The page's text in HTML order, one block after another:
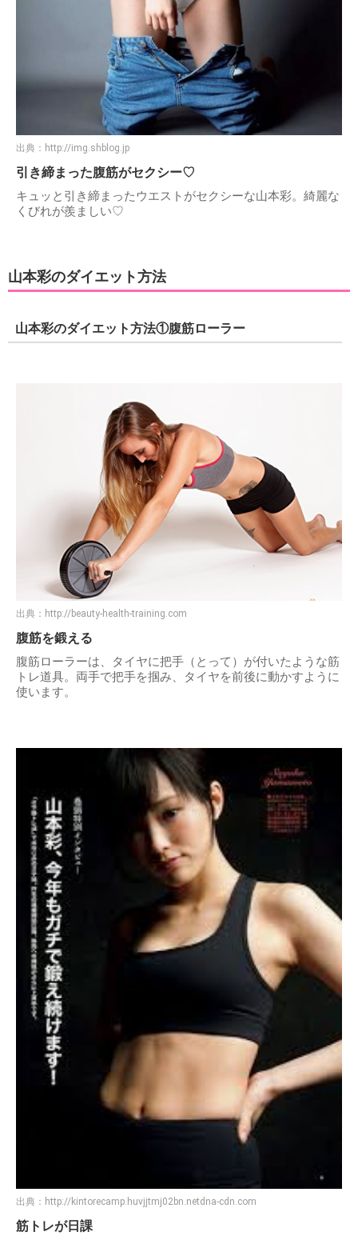
出典： http://img.shblog.jp
引き締まった腹筋がセクシー♡
キュッと引き締まったウエストがセクシーな山本彩。綺麗な
くびれが羨ましい♡
山本彩のダイエット方法
山本彩のダイエット方法①腹筋ローラー
出典： http://beauty-health-training.com
腹筋を鍛える
腹筋ローラーは、タイヤに把手（とって）が付いたような筋
トレ道具。両手で把手を掴み、タイヤを前後に動かすように
使います。
出典： http://kintorecamp.huvjjtmj02bn.netdna-cdn.com
筋トレが日課